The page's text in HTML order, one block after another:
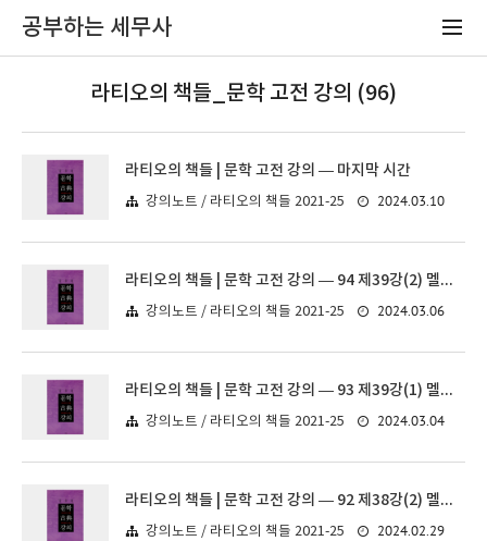
공부하는 세무사
라티오의 책들_문학 고전 강의 (96)
라티오의 책들 | 문학 고전 강의 — 마지막 시간
강의노트 / 라티오의 책들 2021-25 2024.03.10
라티오의 책들 | 문학 고전 강의 — 94 제39강(2) 멜빌 《모비 딕》
강의노트 / 라티오의 책들 2021-25 2024.03.06
라티오의 책들 | 문학 고전 강의 — 93 제39강(1) 멜빌 《모비 딕》
강의노트 / 라티오의 책들 2021-25 2024.03.04
라티오의 책들 | 문학 고전 강의 — 92 제38강(2) 멜빌 《모비 딕》
강의노트 / 라티오의 책들 2021-25 2024.02.29